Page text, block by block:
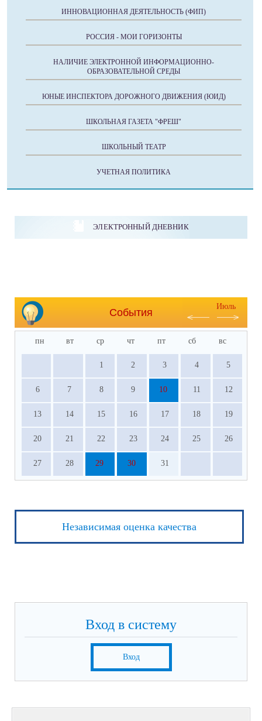
ИННОВАЦИОННАЯ ДЕЯТЕЛЬНОСТЬ (ФИП)
РОССИЯ - МОИ ГОРИЗОНТЫ
НАЛИЧИЕ ЭЛЕКТРОННОЙ ИНФОРМАЦИОННО-
ОБРАЗОВАТЕЛЬНОЙ СРЕДЫ
ЮНЫЕ ИНСПЕКТОРА ДОРОЖНОГО ДВИЖЕНИЯ (ЮИД)
ШКОЛЬНАЯ ГАЗЕТА "ФРЕШ"
ШКОЛЬНЫЙ ТЕАТР
УЧЕТНАЯ ПОЛИТИКА
ЭЛЕКТРОННЫЙ ДНЕВНИК
События
Июль
пн вт ср чт пт сб вс
1 2 3 4 5
6 7 8 9 10 11 12
13 14 15 16 17 18 19
20 21 22 23 24 25 26
27 28 29 30 31
Независимая оценка качества
Вход в систему
Вход